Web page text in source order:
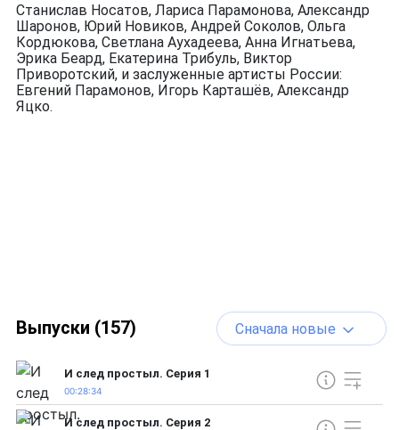
Станислав Носатов, Лариса Парамонова, Александр
Шаронов, Юрий Новиков, Андрей Соколов, Ольга
Кордюкова, Светлана Аухадеева, Анна Игнатьева,
Эрика Беард, Екатерина Трибуль, Виктор
Приворотский, и заслуженные артисты России:
Евгений Парамонов, Игорь Карташёв, Александр
Яцко.
Выпуски (157) Сначала новые
И след простыл. Серия 1
00:28:34
И след простыл. Серия 2